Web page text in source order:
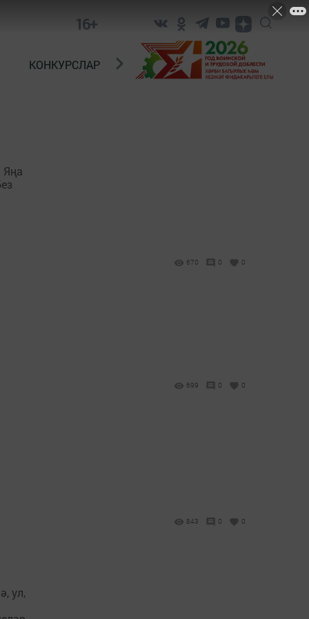
16+
КОНКУРСЛАР ТЕЛЕВИДЕНИЕ
Яңа
670 0 0
699 0 0
843 0 0
ул,